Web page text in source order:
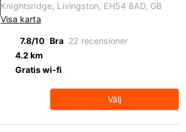
Knightsridge, Livingston, EH54 8AD, GB
Visa karta
7.8/10 Bra 22 recensioner
4.2 km
Gratis wi-fi
Välj